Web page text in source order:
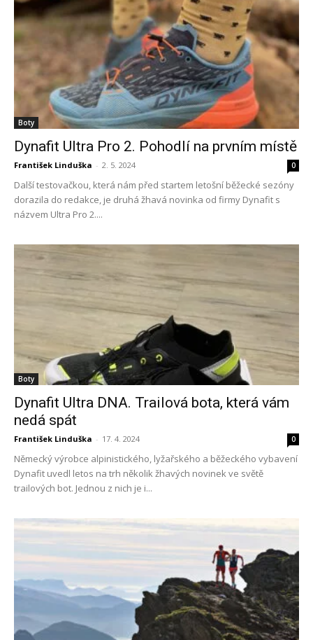
Boty
Dynafit Ultra Pro 2. Pohodlí na prvním místě
František Linduška - 2. 5. 2024 0
Další testovačkou, která nám před startem letošní běžecké sezóny
dorazila do redakce, je druhá žhavá novinka od firmy Dynafit s
názvem Ultra Pro 2....
Boty
Dynafit Ultra DNA. Trailová bota, která vám
nedá spát
František Linduška - 17. 4. 2024 0
Německý výrobce alpinistického, lyžařského a běžeckého vybavení
Dynafit uvedl letos na trh několik žhavých novinek ve světě
trailových bot. Jednou z nich je i...